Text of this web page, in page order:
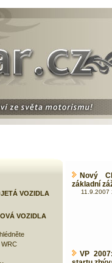
VOZIDLA
VOZIDLA
WRC
Nový
základní
11.9.2007
VP